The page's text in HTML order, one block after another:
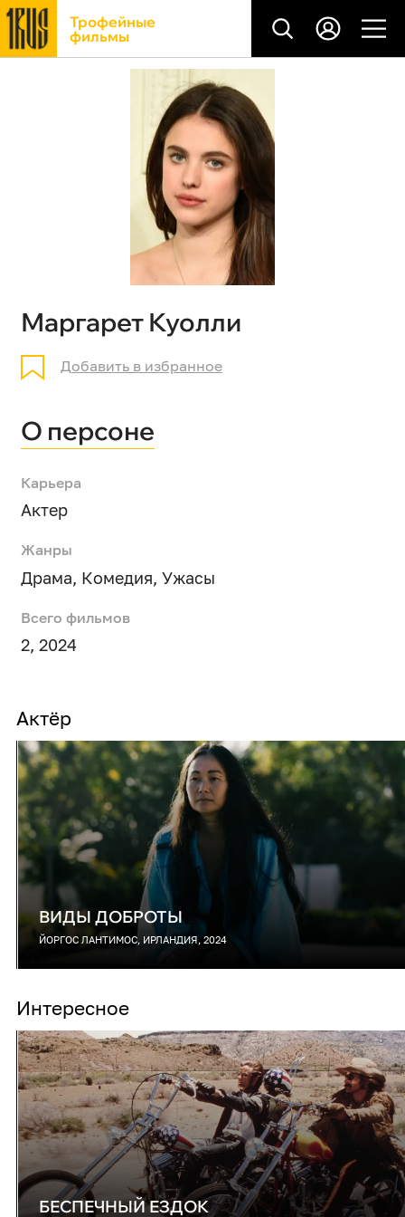
Трофейные
фильмы
Маргарет Куолли
Добавить в избранное
О персоне
Карьера
Актер
Жанры
Драма, Комедия, Ужасы
Всего фильмов
2, 2024
Актёр
ВИДЫ ДОБРОТЫ
ЙОРГОС ЛАНТИМОС, ИРЛАНДИЯ, 2024
Интересное
БЕСПЕЧНЫЙ ЕЗДОК